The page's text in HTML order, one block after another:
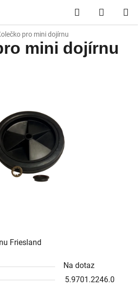
Hledat
KOŠÍK
pro mini dojírnu
Friesland
Na dotaz
5.9701.2246.0
mini dojírnu